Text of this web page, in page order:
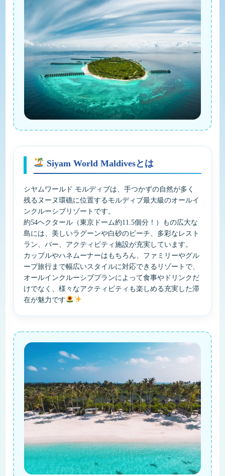
Siyam World Maldivesとは
シヤムワールド モルディブは、手つかずの自然が多く
残るヌーヌ環礁に位置するモルディブ最大級のオールイ
ンクルーシブリゾートです。
約54ヘクタール（東京ドーム約11.5個分！）もの広大な
島には、美しいラグーンや白砂のビーチ、多彩なレスト
ラン、バー、アクティビティ施設が充実しています。
カップルやハネムーナーはもちろん、ファミリーやグル
ープ旅行まで幅広いスタイルに対応できるリゾートで、
オールインクルーシブプランによって食事やドリンクだ
けでなく、様々なアクティビティも楽しめる充実した滞
在が魅力です